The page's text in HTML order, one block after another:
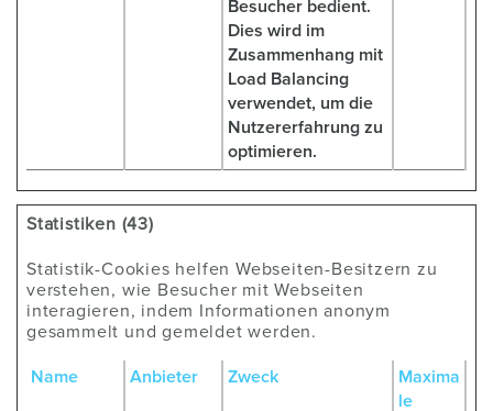
Besucher bedient.
Dies wird im
Zusammenhang mit
Load Balancing
verwendet, um die
Nutzererfahrung zu
optimieren.
Statistiken (43)
Statistik-Cookies helfen Webseiten-Besitzern zu
verstehen, wie Besucher mit Webseiten
interagieren, indem Informationen anonym
gesammelt und gemeldet werden.
Name Anbieter Zweck
Maxima
le